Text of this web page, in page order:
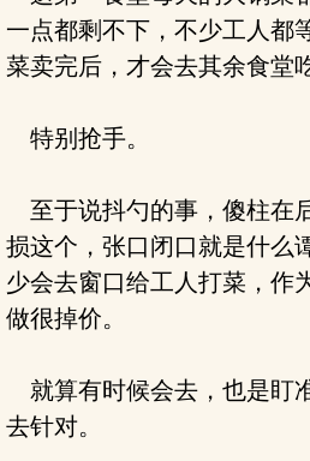
一点都剩不下，不少工人都
菜卖完后，才会去其余食堂
特别抢手。
至于说抖勺的事，傻柱在
损这个，张口闭口就是什么
少会去窗口给工人打菜，作
做很掉价。
就算有时候会去，也是盯
去针对。